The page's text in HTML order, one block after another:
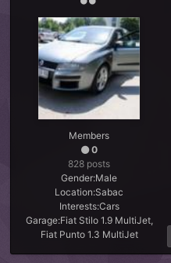
Members
0
828 posts
Gender:Male
Location:Sabac
Interests:Cars
Garage:Fiat Stilo 1.9 MultiJet,
Fiat Punto 1.3 MultiJet